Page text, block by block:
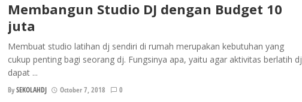
Membangun Studio DJ dengan Budget 10
juta
Membuat studio latihan dj sendiri di rumah merupakan kebutuhan yang
cukup penting bagi seorang dj. Fungsinya apa, yaitu agar aktivitas berlatih dj
dapat ...
BySEKOLAHDJ October 7, 2018 0